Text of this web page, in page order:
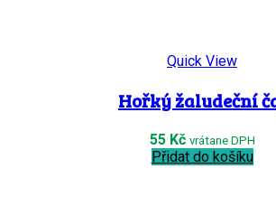
Quick View
Hořký žaludeční
55 Kč vrátane DPH
Přidat do košíku